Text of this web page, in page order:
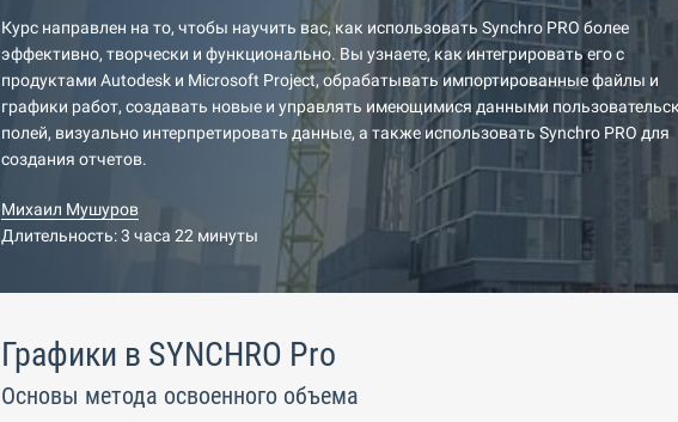
Курс направлен на то, чтобы научить вас, как использовать Synchro PRO более
эффективно, творчески и функционально. Вы узнаете, как интегрировать его с
продуктами Autodesk и Microsoft Project, обрабатывать импортированные файлы и
графики работ, создавать новые и управлять имеющимися данными
полей, визуально интерпретировать данные, а также использовать Synchro PRO для
создания отчетов.
Михаил Мушуров
Длительность: 3 часа 22 минуты
Графики в SYNCHRO Pro
Основы метода освоенного объема